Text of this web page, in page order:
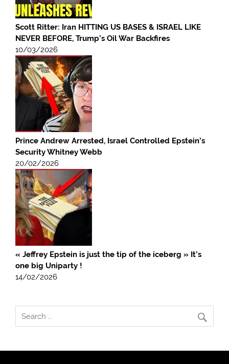
Scott Ritter: Iran HITTING US BASES & ISRAEL LIKE
NEVER BEFORE, Trump’s Oil War Backfires
10/03/2026
Prince Andrew Arrested, Israel Controlled Epstein’s
Security Whitney Webb
20/02/2026
« Jeffrey Epstein is just the tip of the iceberg » It’s
one big Uniparty !
14/02/2026